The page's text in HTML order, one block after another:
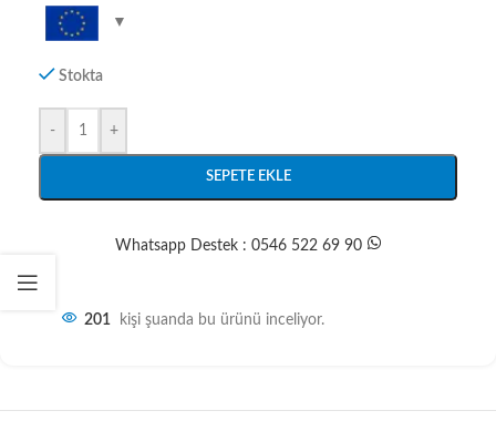
Stokta
- +
SEPETE EKLE
Whatsapp Destek : 0546 522 69 90
201 kişi şuanda bu ürünü inceliyor.